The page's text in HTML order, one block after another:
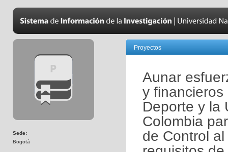
Sede:
Bogotá
Proyectos
Aunar
y
Deporte y la
Colombia
de Control